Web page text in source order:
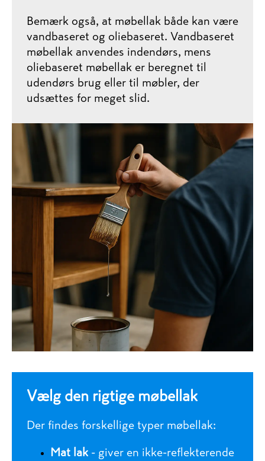
Bemærk også, at møbellak både kan være
vandbaseret og oliebaseret. Vandbaseret
møbellak anvendes indendørs, mens
oliebaseret møbellak er beregnet til
udendørs brug eller til møbler, der
udsættes for meget slid.
Vælg den rigtige møbellak
Der findes forskellige typer møbellak:
Mat lak - giver en ikke-reflekterende